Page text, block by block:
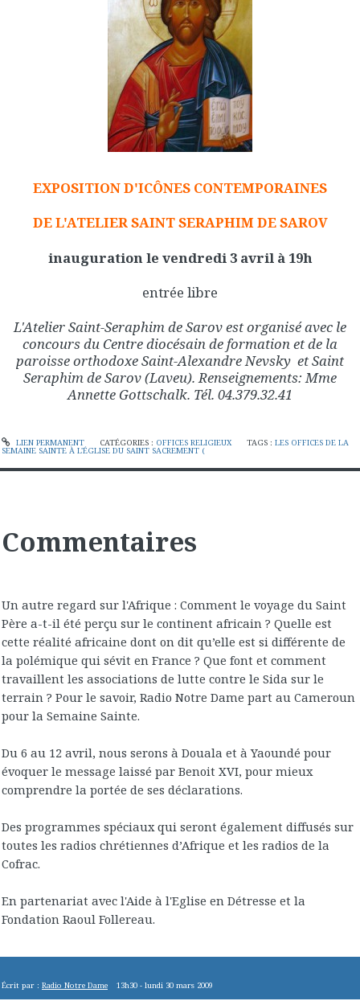
EXPOSITION D'ICÔNES CONTEMPORAINES
DE L'ATELIER SAINT SERAPHIM DE SAROV
inauguration le vendredi 3 avril à 19h
entrée libre
L'Atelier Saint-Seraphim de Sarov est organisé avec le
concours du Centre diocésain de formation et de la
paroisse orthodoxe Saint-Alexandre Nevsky et Saint
Seraphim de Sarov (Laveu). Renseignements: Mme
Annette Gottschalk. Tél. 04.379.32.41
LIEN PERMANENT CATÉGORIES : OFFICES RELIGIEUX TAGS :LES OFFICES DE LA
SEMAINE SAINTE À L'ÉGLISE DU SAINT SACREMENT (
Commentaires
Un autre regard sur l'Afrique : Comment le voyage du Saint
Père a-t-il été perçu sur le continent africain ? Quelle est
cette réalité africaine dont on dit qu’elle est si différente de
la polémique qui sévit en France ? Que font et comment
travaillent les associations de lutte contre le Sida sur le
terrain ? Pour le savoir, Radio Notre Dame part au Cameroun
pour la Semaine Sainte.
Du 6 au 12 avril, nous serons à Douala et à Yaoundé pour
évoquer le message laissé par Benoit XVI, pour mieux
comprendre la portée de ses déclarations.
Des programmes spéciaux qui seront également diffusés sur
toutes les radios chrétiennes d’Afrique et les radios de la
Cofrac.
En partenariat avec l'Aide à l'Eglise en Détresse et la
Fondation Raoul Follereau.
Écrit par : Radio Notre Dame 13h30 -lundi 30 mars 2009